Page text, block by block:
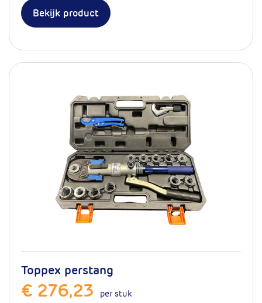
Bekijk product
Toppex perstang
€ 276,23 per stuk